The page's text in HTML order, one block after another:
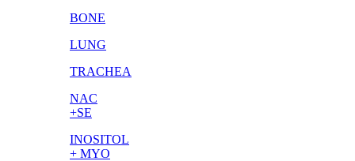
BONE
LUNG
TRACHEA
NAC
+SE
INOSITOL
+ MYO